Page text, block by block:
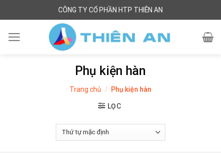
to
content
CÔNG TY CỔ PHẦN HTP THIÊN AN
Phụ kiện hàn
Trang chủ / Phụ kiện hàn
LỌC